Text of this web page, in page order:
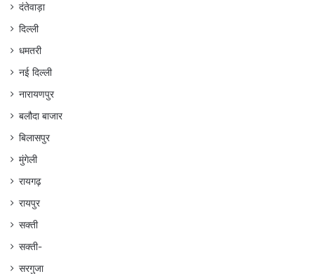
दंतेवाड़ा
दिल्ली
धमतरी
नई दिल्ली
नारायणपुर
बलौदा बाजार
बिलासपुर
मुंगेली
रायगढ़
रायपुर
सक्ती
सक्ती-
सरगुजा